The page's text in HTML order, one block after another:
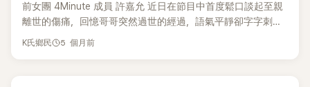
員只能擠在同一個房間睡覺，就算前一天鬧不愉快，晚上還是
得睡在同個空間。她雖然表示大家個性都不錯，沒有真的鬧到
撕破臉，但彼此之間難免還是會有合不來的地方。她更形容，
從沒想過要「搬走」，但當時壓力跟不順一層層累積，身體也開
始出狀況，才抱著「先去那邊好好休息再回來看看」的心情出
發，結果到了當地後心情反而意外放鬆，「覺得整個人都變得很
前女團 4Minute 成員 許嘉允 近日在節目中首度鬆口談起至親
離世的傷痛，回憶哥哥突然過世的經過，語氣平靜卻字字刺
心，讓不少觀眾聽了鼻酸。這場突如其來的打擊，也徹底翻轉
K氏鄉民 5 個月前